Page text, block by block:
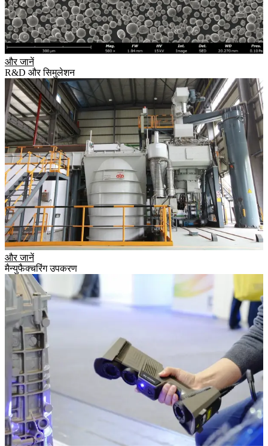
और जानें
R&D और सिमुलेशन
और जानें
मैन्युफैक्चरिंग उपकरण